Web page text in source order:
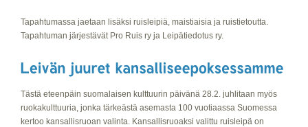
Tapahtumassa jaetaan lisäksi ruisleipiä, maistiaisia ja ruistietoutta.
Tapahtuman järjestävät Pro Ruis ry ja Leipätiedotus ry.
Tästä eteenpäin suomalaisen kulttuurin päivänä 28.2. juhlitaan myös
ruokakulttuuria, jonka tärkeästä asemasta 100 vuotiaassa Suomessa
kertoo kansallisruoan valinta. Kansallisruoaksi valittu ruisleipä on